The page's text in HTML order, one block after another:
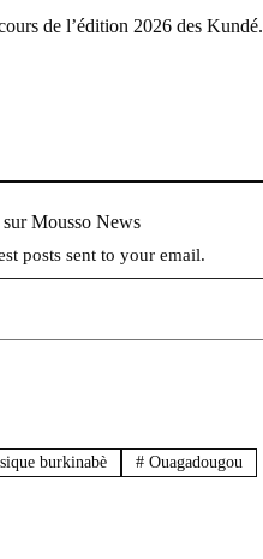
de l’édition 2026 des Kundé.
Mousso News
posts sent to your email.
burkinabè # Ouagadougou